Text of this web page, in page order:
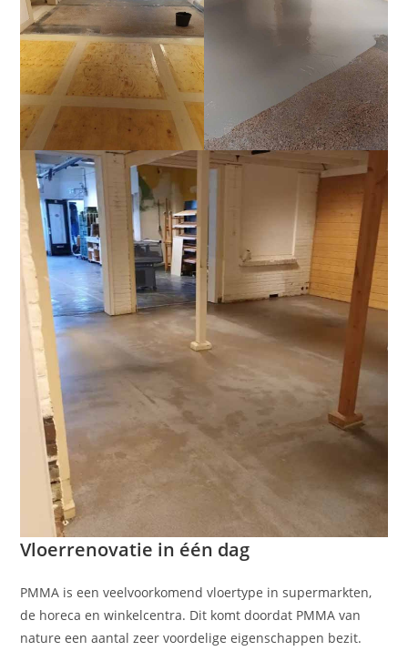
Vloerrenovatie in één dag
PMMA is een veelvoorkomend vloertype in supermarkten,
de horeca en winkelcentra. Dit komt doordat PMMA van
nature een aantal zeer voordelige eigenschappen bezit.